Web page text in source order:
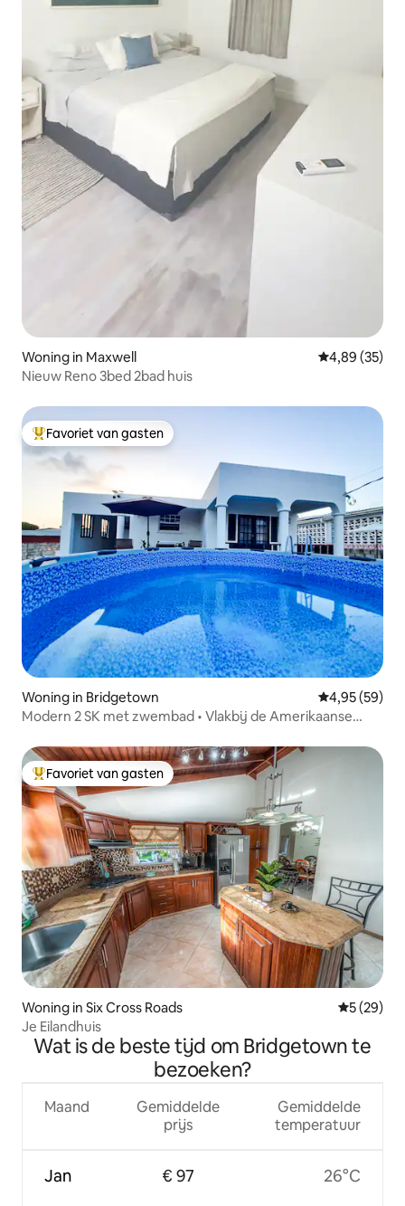
Woning in Maxwell Gemiddelde
4,89 (35)
Nieuw Reno 3bed 2bad huis
Topfavoriet van gasten
Favoriet van gasten
Woning in Bridgetown Gemiddelde
4,95 (59)
Modern 2 SK met zwembad • Vlakbij de Amerikaanse
Topfavoriet van gasten
Favoriet van gasten
Woning in Six Cross Roads
5 (29)
Je Eilandhuis
Wat is de beste tijd om Bridgetown te
bezoeken?
Maand
Jan
Gemiddelde
prijs
€ 97
Gemiddelde
temperatuur
26°C